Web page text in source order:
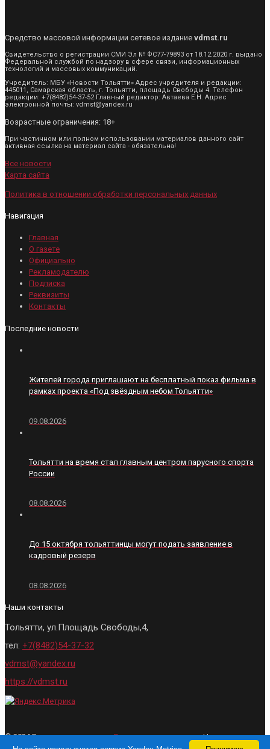
Средство массовой информации сетевое издание vdmst.ru
Свидетельство о регистрации СМИ Эл № ФС77-79893 от 18.12.2020 г. выдано
Федеральной службой по надзору в сфере связи, информационных
технологий и массовых коммуникаций.
Учредитель: МБУ «Новости Тольятти» Адрес учредителя и редакции:
445011, Самарская область, г. Тольятти, площадь Свободы 4. Телефон
редакции: +7(8482)54-37-52 Главный редактор: Автаева Е.Н. Адрес
электронной почты: vdmst@yandex.ru
Возрастные ограничения: 18+
При частичном или полном использовании материалов данного сайт
активная ссылка на материал сайта - обязательна!
Все новости
Карта сайта
Политика в отношении обработки персональных данных
Навигация
Главная
О газете
Официально
Рекламодателю
Подписка
Реквизиты
Контакты
Последние новости
Жителей города приглашают на бесплатный показ фильма в
рамках проекта «Под звёздным небом Тольятти»
09.08.2026
Тольятти на время стал главным центром парусного спорта
России
08.08.2026
До 15 октября тольяттинцы могут подать заявление в
кадровый резерв
08.08.2026
Наши контакты
Тольятти, ул.Площадь Свободы,4,
тел: +7(8482)54-37-32
vdmst@yandex.ru
https://vdmst.ru
© 2024 Все права защищены.Городские ведомости- Новости